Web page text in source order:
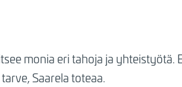
monia eri tahoja ja yhteistyötä.
Saarela toteaa.